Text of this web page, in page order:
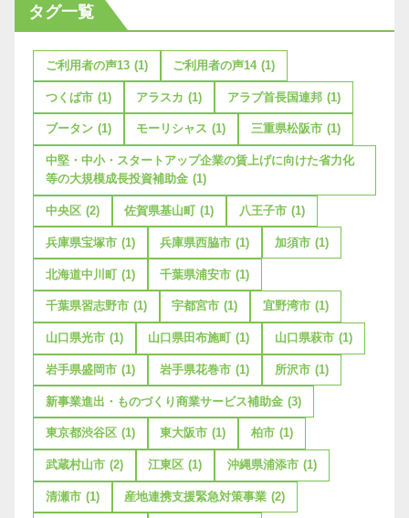
タグ一覧
ご利用者の声13 (1) ご利用者の声14 (1)
つくば市 (1) アラスカ (1) アラブ首長国連邦 (1)
ブータン (1) モーリシャス (1) 三重県松阪市 (1)
中堅・中小・スタートアップ企業の賃上げに向けた省力化
等の大規模成長投資補助金 (1)
中央区 (2) 佐賀県基山町 (1) 八王子市 (1)
兵庫県宝塚市 (1) 兵庫県西脇市 (1) 加須市 (1)
北海道中川町 (1) 千葉県浦安市 (1)
千葉県習志野市 (1) 宇都宮市 (1) 宜野湾市 (1)
山口県光市 (1) 山口県田布施町 (1) 山口県萩市 (1)
岩手県盛岡市 (1) 岩手県花巻市 (1) 所沢市 (1)
新事業進出・ものづくり商業サービス補助金 (3)
東京都渋谷区 (1) 東大阪市 (1) 柏市 (1)
武蔵村山市 (2) 江東区 (1) 沖縄県浦添市 (1)
清瀬市 (1) 産地連携支援緊急対策事業 (2)